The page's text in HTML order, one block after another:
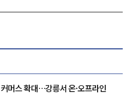
머스 확대…강릉서 온·오프라인